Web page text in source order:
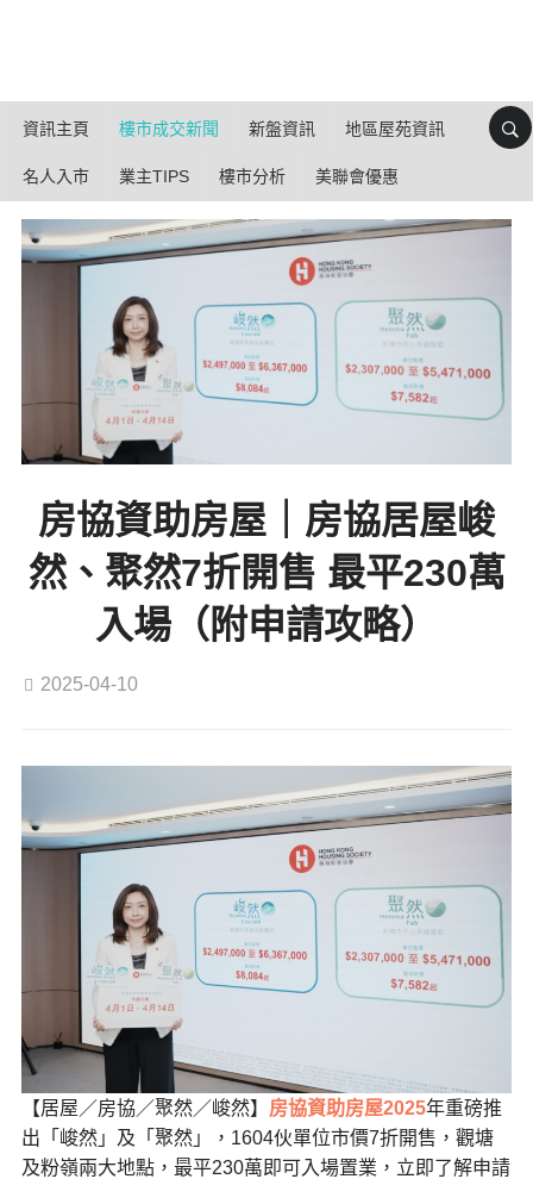
資訊主頁 樓市成交新聞 新盤資訊 地區屋苑資訊
名人入市 業主TIPS 樓市分析 美聯會優惠
房協資助房屋｜房協居屋峻
然、聚然7折開售 最平230萬
入場（附申請攻略）
2025-04-10
【居屋／房協／聚然／峻然】 房協資助房屋2025年重磅推
出「峻然」及「聚然」，1604伙單位市價7折開售，觀塘
及粉嶺兩大地點，最平230萬即可入場置業，立即了解申請